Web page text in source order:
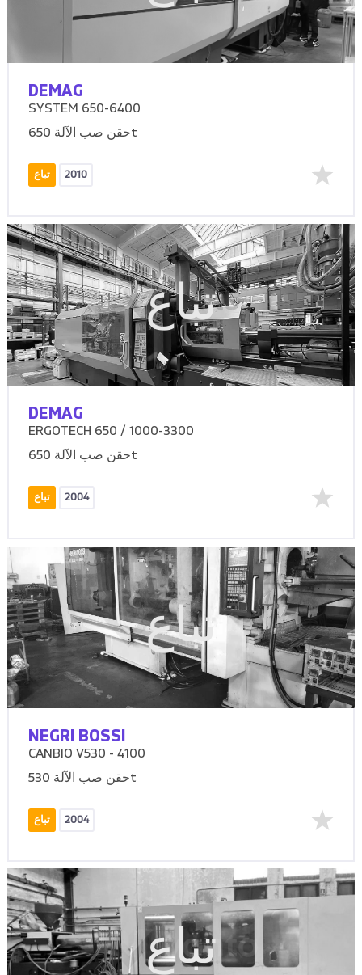
DEMAG
SYSTEM 650-6400
حقن صب الآلة 650t
تباع 2010
تباع
DEMAG
ERGOTECH 650 / 1000-3300
حقن صب الآلة 650t
تباع 2004
تباع
NEGRI BOSSI
CANBIO V530 - 4100
حقن صب الآلة 530t
تباع 2004
تباع